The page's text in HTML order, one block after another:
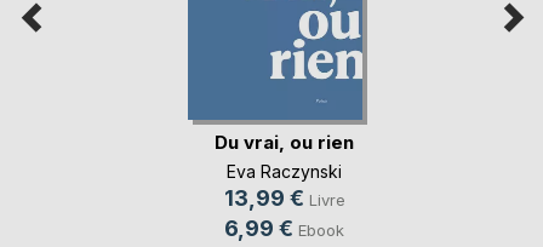
Du vrai, ou rien
Eva Raczynski
13,99 € Livre
6,99 € Ebook